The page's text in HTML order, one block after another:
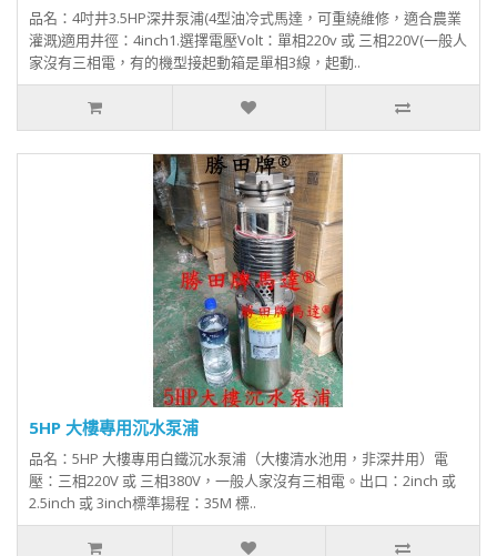
品名：4吋井3.5HP深井泵浦(4型油冷式馬達，可重繞維修，適合農業
灌溉)適用井徑：4inch1.選擇電壓Volt：單相220v 或 三相220V(一般人
家沒有三相電，有的機型接起動箱是單相3線，起動..
5HP 大樓專用沉水泵浦
品名：5HP 大樓專用白鐵沉水泵浦（大樓清水池用，非深井用）電
壓：三相220V 或 三相380V，一般人家沒有三相電。出口：2inch 或
2.5inch 或 3inch標準揚程：35M 標..